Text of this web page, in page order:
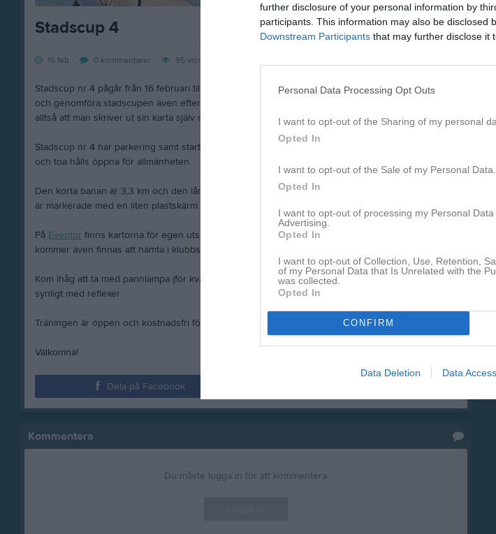
further disclosure of your personal information by
participants. This information may also be disclosed
Downstream Participants that may further disclose it
Personal Data Processing Opt Outs
I want to opt-out of the Sharing of my personal
Opted In
I want to opt-out of the Sale of my Personal Data.
Opted In
I want to opt-out of processing my Personal
Advertising.
Opted In
I want to opt-out of Collection, Use, Retention,
of my Personal Data that Is Unrelated with the
was collected.
Opted In
CONFIRM
Data Deletion Data Access
Stadscup 4
16 feb 0 kommentarer 95 visningar
Stadscup nr 4 pågår från 16 februari till 22 februari. Det går dock givetvis att skriva ut en karta
och genomföra stadscupen även efter denna period. Det är samma princip som "Veckans bana",
alltså att man skriver ut sin karta själv och springer/går sin bana när man vill.
Stadscup nr 4 har parkering samt start och mål vid Norvalla IP. Omklädningsrummen med dusch
och toa hålls öppna för allmänheten.
Den korta banan är 3,3 km och den långa banan är 5 km. Kontrollerna med nummer 31, 32 och 33
är markerade med en liten plastskärm med reflex, övriga kontroller saknar markering.
På Eventor finns kartorna för egen utskrift och länk till vägvalsanalys på Livelox. Några kartor
kommer även finnas att hämta i klubbstugan, i kartförrådet vid herrarnas omklädningsrum.
Kom ihåg att ta med pannlampa (för kvällslöpning) och att visa hänsyn i trafiken och att klä er
synligt med reflexer.
Träningen är öppen och kostnadsfri för klubbmedlemmar och övriga intresserade.
Välkomna!
Dela på Facebook
Kommentera
Du måste logga in för att kommentera